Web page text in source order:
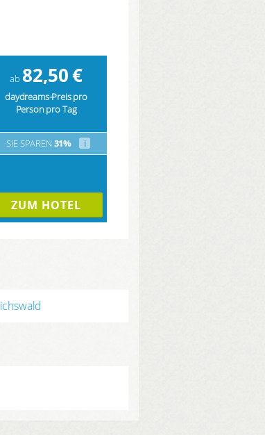
ab 82,50€
daydreams-Preis pro
Person pro Tag
SIE SPAREN 31% i
ZUM HOTEL